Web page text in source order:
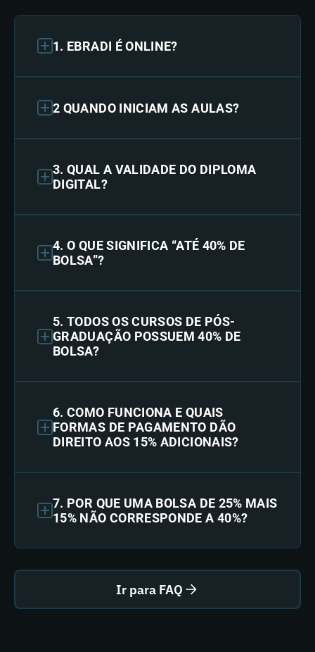
1. EBRADI É ONLINE?
2 QUANDO INICIAM AS AULAS?
3. QUAL A VALIDADE DO DIPLOMA
DIGITAL?
4. O QUE SIGNIFICA “ATÉ 40% DE
BOLSA”?
5. TODOS OS CURSOS DE PÓS-
GRADUAÇÃO POSSUEM 40% DE
BOLSA?
6. COMO FUNCIONA E QUAIS
FORMAS DE PAGAMENTO DÃO
DIREITO AOS 15% ADICIONAIS?
7. POR QUE UMA BOLSA DE 25% MAIS
15% NÃO CORRESPONDE A 40%?
Ir para FAQ